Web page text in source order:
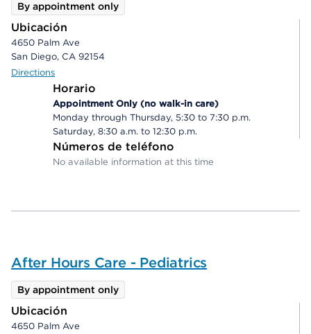
By appointment only
Ubicación
4650 Palm Ave
San Diego, CA 92154
Directions
Horario
Appointment Only (no walk-in care)
Monday through Thursday, 5:30 to 7:30 p.m.
Saturday, 8:30 a.m. to 12:30 p.m.
Números de teléfono
No available information at this time
After Hours Care - Pediatrics
By appointment only
Ubicación
4650 Palm Ave